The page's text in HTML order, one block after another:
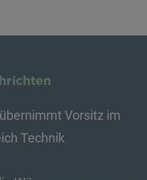
Vorsitz im
Technik